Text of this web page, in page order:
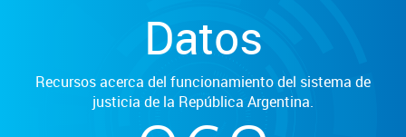
Datos
Recursos acerca del funcionamiento del sistema de
justicia de la República Argentina.